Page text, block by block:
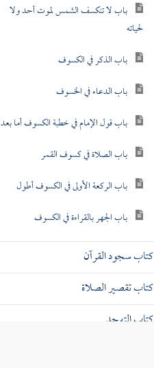
باب لا تنكسف الشمس لموت أحد ولا
لحياته
باب الذكر في الكسوف
باب الدعاء في الخسوف
باب قول الإمام في خطبة الكسوف أما بعد
باب الصلاة في كسوف القمر
باب الركعة الأولى في الكسوف أطول
باب الجهر بالقراءة في الكسوف
كتاب سجود القرآن
كتاب تقصير الصلاة
كتاب التهجد